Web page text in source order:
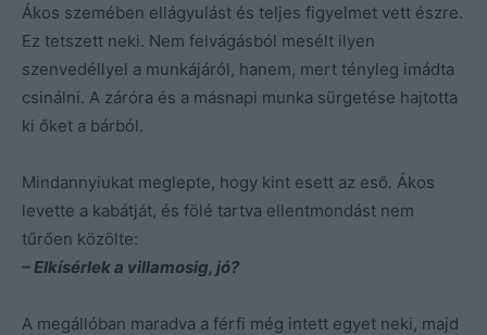
Ákos szemében ellágyulást és teljes figyelmet vett észre.
Ez tetszett neki. Nem felvágásból mesélt ilyen
szenvedéllyel a munkájáról, hanem, mert tényleg imádta
csinálni. A záróra és a másnapi munka sürgetése hajtotta
ki őket a bárból.
Mindannyiukat meglepte, hogy kint esett az eső. Ákos
levette a kabátját, és fölé tartva ellentmondást nem
tűrően közölte:
– Elkísérlek a villamosig, jó?
A megállóban maradva a férfi még intett egyet neki, majd